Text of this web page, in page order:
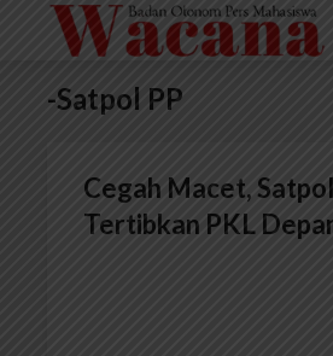
-Satpol PP
Cegah Macet,
Tertibkan PKL